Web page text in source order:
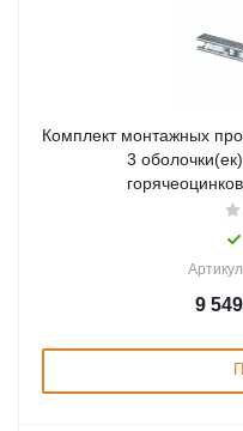
Комплект монтажных
3
9